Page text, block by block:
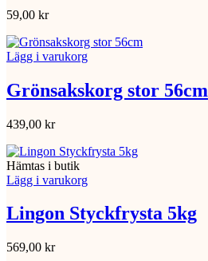
59,00 kr
Lägg i varukorg
Grönsakskorg stor 56cm
439,00 kr
Hämtas i butik
Lägg i varukorg
Lingon Styckfrysta 5kg
569,00 kr